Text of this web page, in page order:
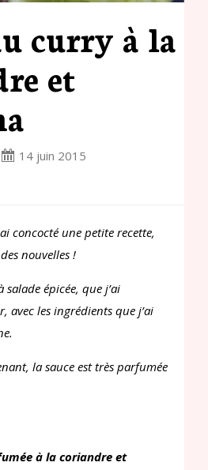
curry à la
et
14 juin 2015
concocté une petite recette,
nouvelles !
salade épicée, que j’ai
avec les ingrédients que j’ai
la sauce est très parfumée
à la coriandre et